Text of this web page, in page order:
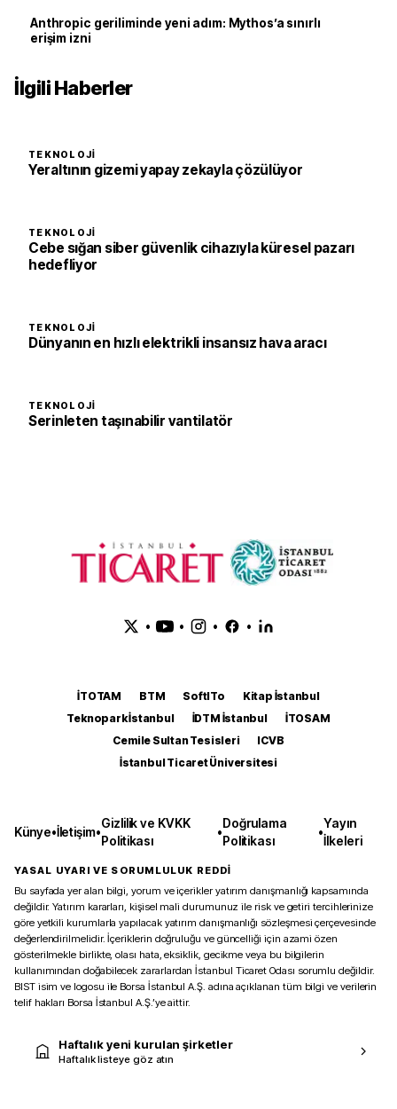
Anthropic geriliminde yeni adım: Mythos’a sınırlı
erişim izni
İlgili Haberler
TEKNOLOJI
Yeraltının gizemi yapay zekayla çözülüyor
TEKNOLOJI
Cebe sığan siber güvenlik cihazıyla küresel pazarı
hedefliyor
TEKNOLOJI
Dünyanın en hızlı elektrikli insansız hava aracı
TEKNOLOJI
Serinleten taşınabilir vantilatör
• • • •
İTOTAM BTM SoftITo
Kitap İstanbul
Teknopark İstanbul
İDTM İstanbul
İTOSAM
Cemile Sultan Tesisleri
ICVB
İstanbul Ticaret Üniversitesi
Künye•İletişim•
Gizlilik ve KVKK
Politikası
•
Doğrulama
Politikası
•
Yayın
İlkeleri
YASAL UYARI VE SORUMLULUK REDDİ
Bu sayfada yer alan bilgi, yorum ve içerikler yatırım danışmanlığı kapsamında
değildir. Yatırım kararları, kişisel mali durumunuz ile risk ve getiri tercihlerinize
göre yetkili kurumlarla yapılacak yatırım danışmanlığı sözleşmesi çerçevesinde
değerlendirilmelidir. İçeriklerin doğruluğu ve güncelliği için azami özen
gösterilmekle birlikte, olası hata, eksiklik, gecikme veya bu bilgilerin
kullanımından doğabilecek zararlardan İstanbul Ticaret Odası sorumlu değildir.
BIST isim ve logosu ile Borsa İstanbul A.Ş. adına açıklanan tüm bilgi ve verilerin
telif hakları Borsa İstanbul A.Ş.’ye aittir.
Haftalık yeni kurulan şirketler
Haftalık listeye göz atın